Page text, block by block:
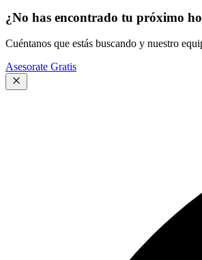
¿No has encontrado tu próximo
Cuéntanos que estás buscando y nuestro
Asesorate Gratis